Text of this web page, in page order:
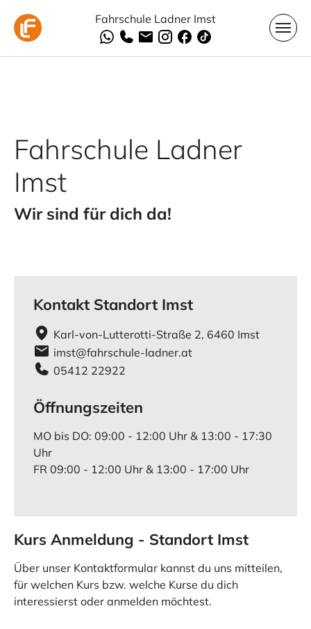
Fahrschule Ladner Imst
Fahrschule Ladner
Imst
Wir sind für dich da!
Kontakt Standort Imst
Karl-von-Lutterotti-Straße 2, 6460 Imst
imst@fahrschule-ladner.at
05412 22922
Öffnungszeiten
MO bis DO: 09:00 - 12:00 Uhr & 13:00 - 17:30
Uhr
FR 09:00 - 12:00 Uhr & 13:00 - 17:00 Uhr
Kurs Anmeldung - Standort Imst
Über unser Kontaktformular kannst du uns mitteilen,
für welchen Kurs bzw. welche Kurse du dich
interessierst oder anmelden möchtest.